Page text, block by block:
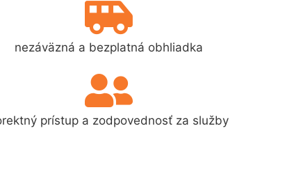
nezáväzná a bezplatná obhliadka
prístup a zodpovednosť za služby